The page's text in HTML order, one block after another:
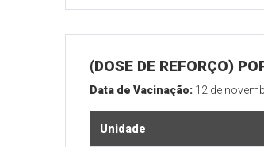
(DOSE DE REFORÇO)
Data de Vacinação: 12 de
Unidade